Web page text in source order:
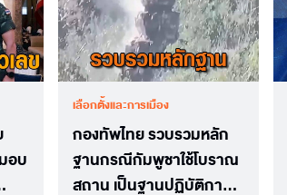
อบ
เลือกตั้งและการเมือง
กองทัพไทย รวบรวมหลัก
ฐานกรณีกัมพูชาใช้โบราณ
สถาน เป็นฐานปฏิบัติการ